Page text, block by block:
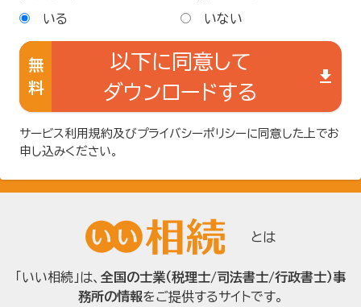
いる
いない
無
料
以下に同意して
ダウンロードする
get_app
サービス利用規約 及びプライバシーポリシーに同意した上でお
申し込みください。
とは
「いい相続」は、 全国の士業（税理士/司法書士/行政書士）事
務所の情報をご提供するサイトです。